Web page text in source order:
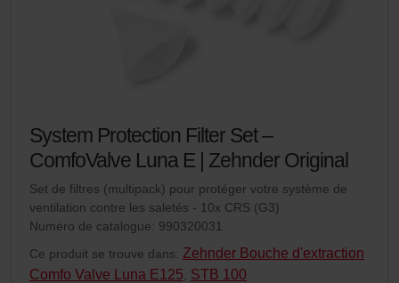
System Protection Filter Set –
ComfoValve Luna E | Zehnder Original
Set de filtres (multipack) pour protéger votre système de
ventilation contre les saletés - 10x CRS (G3)
Numéro de catalogue: 990320031
Ce produit se trouve dans: Zehnder Bouche d'extraction
Comfo Valve Luna E125 STB 100